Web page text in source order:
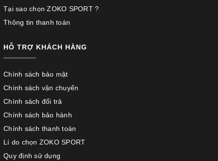
Tại sao chọn ZOKO SPORT ?
Thông tin thanh toán
HỖ TRỢ KHÁCH HÀNG
Chính sách bảo mật
Chính sách vận chuyển
Chính sách đổi trả
Chính sách bảo hành
Chính sách thanh toán
Lí do chọn ZOKO SPORT
Quy định sử dụng